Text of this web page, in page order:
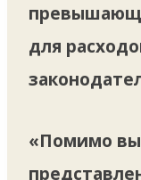
для
«Помимо